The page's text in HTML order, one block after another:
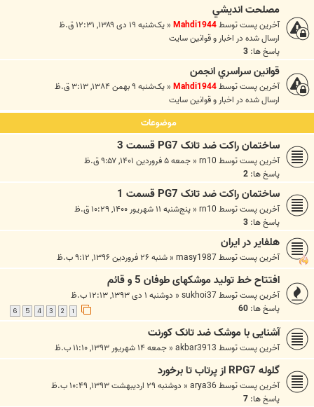
مصلحت انديشي
آخرین پست توسطMahdi1944
« یک‌شنبه ۱۹ دی ۱۳۸۹, ۱۲:۳۱ ق.ظ
ارسال شده در اخبار و قوانين سايت
پاسخ ها: 3
قوانين سراسري انجمن
آخرین پست توسطMahdi1944
« یک‌شنبه ۹ بهمن ۱۳۸۴, ۳:۱۳ ق.ظ
ارسال شده در اخبار و قوانين سايت
موضوعات
ساختمان راکت ضد تانک PG7 قسمت 3
آخرین پست توسط rn10
« جمعه ۵ فروردین ۱۴۰۱, ۹:۵۷ ق.ظ
پاسخ ها: 2
ساختمان راکت ضد تانک PG7 قسمت 1
آخرین پست توسط rn10
« پنج‌شنبه ۱۱ شهریور ۱۴۰۰, ۱۰:۲۹ ق.ظ
پاسخ ها: 3
هلفایر در ایران
آخرین پست توسطmasy1987
« شنبه ۲۶ فروردین ۱۳۹۶, ۹:۱۲ ب.ظ
افتتاح خط تولید موشکهای طوفان 5 و قائم
آخرین پست توسطsukhoi37
« دوشنبه ۱ دی ۱۳۹۳, ۱۲:۱۳ ب.ظ
پاسخ ها: 60
1
2
3
4
5
6
آشنایی با موشک ضد تانک کورنت
آخرین پست توسط akbar3913
« جمعه ۱۴ شهریور ۱۳۹۳, ۱۱:۱۰ ب.ظ
گلوله RPG7 از پرتاب تا برخورد
آخرین پست توسط arya36
« دوشنبه ۲۹ اردیبهشت ۱۳۹۳, ۱۰:۴۹ ب.ظ
پاسخ ها: 7